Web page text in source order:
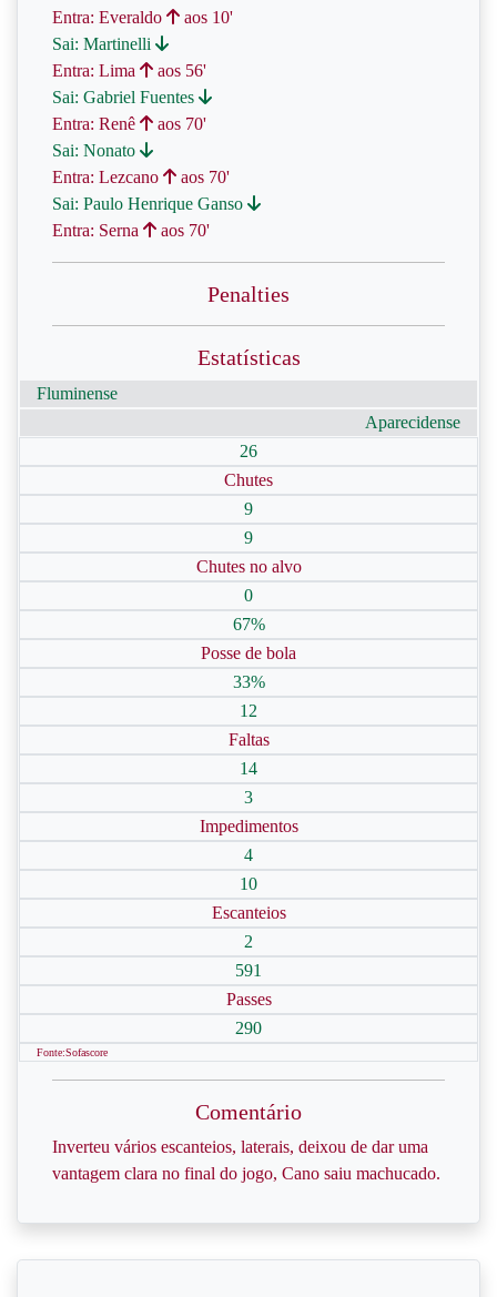
Entra: Everaldo
aos 10'
Sai: Martinelli
Entra: Lima
aos 56'
Sai: Gabriel Fuentes
Entra: Renê
aos 70'
Sai: Nonato
Entra: Lezcano
aos 70'
Sai: Paulo Henrique Ganso
Entra: Serna
aos 70'
Penalties
Estatísticas
Fluminense
Aparecidense
26
Chutes
9
9
Chutes no alvo
0
67%
Posse de bola
33%
12
Faltas
14
3
Impedimentos
4
10
Escanteios
2
591
Passes
290
Fonte:Sofascore
Comentário
Inverteu vários escanteios, laterais, deixou de dar uma
vantagem clara no final do jogo, Cano saiu machucado.